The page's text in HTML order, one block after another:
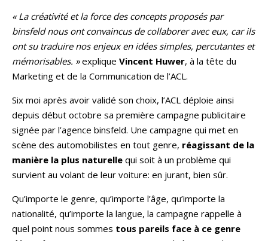
« La créativité et la force des concepts proposés par
binsfeld nous ont convaincus de collaborer avec eux, car ils
ont su traduire nos enjeux en idées simples, percutantes et
mémorisables. »explique Vincent Huwer, à la tête du
Marketing et de la Communication de l’ACL.
Six moi après avoir validé son choix, l’ACL déploie ainsi
depuis début octobre sa première campagne publicitaire
signée par l’agence binsfeld. Une campagne qui met en
scène des automobilistes en tout genre, réagissant de la
manière la plus naturelle qui soit à un problème qui
survient au volant de leur voiture: en jurant, bien sûr.
Qu’importe le genre, qu’importe l’âge, qu’importe la
nationalité, qu’importe la langue, la campagne rappelle à
quel point nous sommes tous pareils face à ce genre